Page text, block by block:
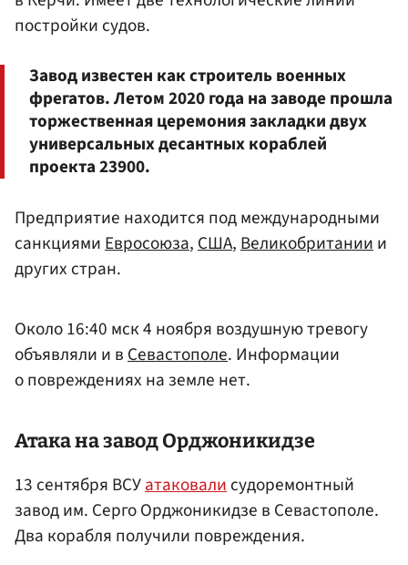
постройки судов.
Завод известен как строитель военных
фрегатов. Летом 2020 года на заводе прошла
торжественная церемония закладки двух
универсальных десантных кораблей
проекта 23900.
Предприятие находится под международными
санкциямиЕвросоюза,США,Великобританиии
других стран.
Около 16:40 мск 4 ноября воздушную тревогу
объявляли и вСевастополе. Информации
о повреждениях на земле нет.
Атака на заводОрджоникидзе
13 сентября ВСУатаковалисудоремонтный
завод им. Серго Орджоникидзе в Севастополе.
Два корабля получили повреждения.